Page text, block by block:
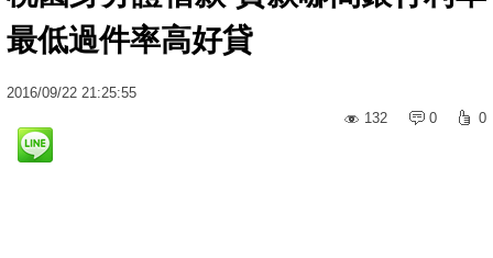
最低過件率高好貸
2016/09/22 21:25:55
132
0 0